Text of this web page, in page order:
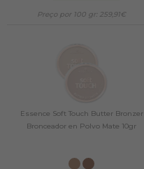
Preço por 100 gr: 259,91€
Essence Soft Touch Butter Bronzer
Bronceador en Polvo Mate 10gr